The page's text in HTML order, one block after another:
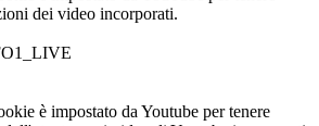
dei video incorporati.
è impostato da Youtube per tenere